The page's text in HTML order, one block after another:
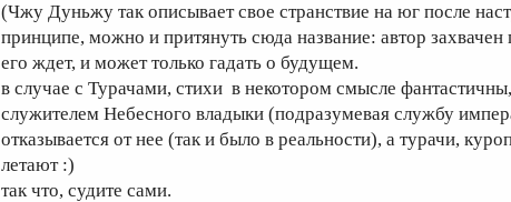
(Чжу Дуньжу так описывает свое странствие на юг после
принципе, можно и притянуть сюда название: автор захвачен
его ждет, и может только гадать о будущем.
в случае с Турачами, стихи в некотором смысле
служителем Небесного владыки (подразумевая службу
отказывается от нее (так и было в реальности), а турачи,
летают :)
так что, судите сами.